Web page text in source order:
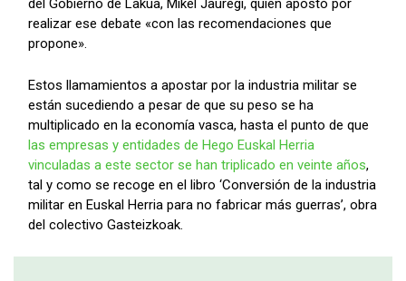
del Gobierno de Lakua, Mikel Jauregi, quien apostó por
realizar ese debate «con las recomendaciones que
propone».
Estos llamamientos a apostar por la industria militar se
están sucediendo a pesar de que su peso se ha
multiplicado en la economía vasca, hasta el punto de que
las empresas y entidades de Hego Euskal Herria
vinculadas a este sector se han triplicado en veinte años,
tal y como se recoge en el libro ‘Conversión de la industria
militar en Euskal Herria para no fabricar más guerras’, obra
del colectivo Gasteizkoak.